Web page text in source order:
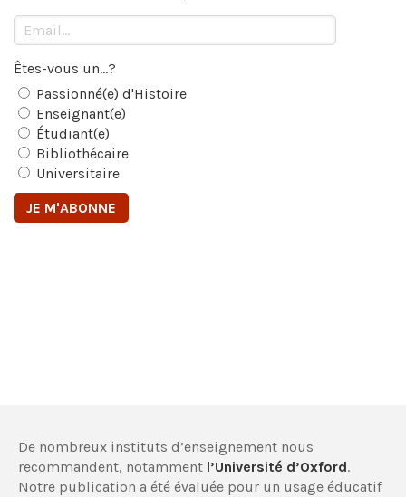
Êtes-vous un...?
Passionné(e) d'Histoire
Enseignant(e)
Étudiant(e)
Bibliothécaire
Universitaire
De nombreux instituts d’enseignement nous
recommandent, notamment l’Université d’Oxford.
Notre publication a été évaluée pour un usage éducatif